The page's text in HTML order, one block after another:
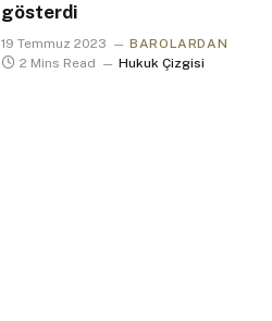
gösterdi
19 Temmuz 2023
BAROLARDAN
2 Mins Read
Hukuk Çizgisi